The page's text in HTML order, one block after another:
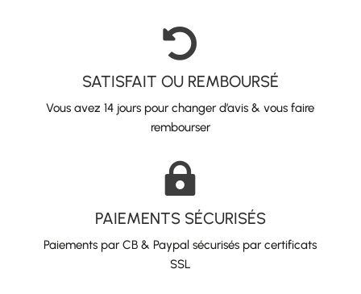

SATISFAIT OU REMBOURSÉ
Vous avez 14 jours pour changer d’avis & vous faire
rembourser

PAIEMENTS SÉCURISÉS
Paiements par CB & Paypal sécurisés par certificats
SSL